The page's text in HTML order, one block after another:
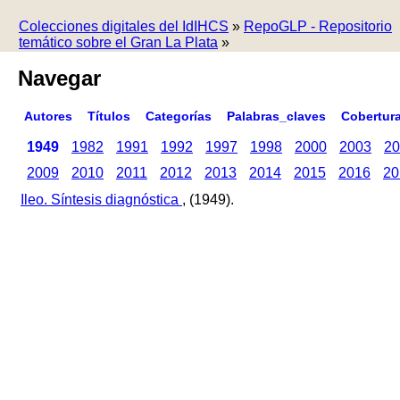
Colecciones digitales del IdIHCS » RepoGLP - Repositorio
temático sobre el Gran La Plata »
Navegar
Autores Títulos Categorías Palabras_claves
1949 1982 1991 1992 1997 1998 2000 2003
2009
2010 2011 2012 2013 2014 2015 2016
Ileo. Síntesis diagnóstica , (1949).